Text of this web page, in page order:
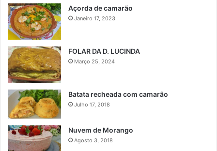
Açorda de camarão
Janeiro 17, 2023
FOLAR DA D. LUCINDA
Março 25, 2024
Batata recheada com camarão
Julho 17, 2018
Nuvem de Morango
Agosto 3, 2018